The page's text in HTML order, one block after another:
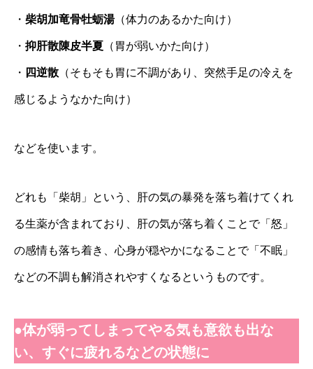
・ 柴胡加竜骨牡蛎湯（体力のあるかた向け）
・ 抑肝散陳皮半夏 （胃が弱いかた向け）
・ 四逆散 （そもそも胃に不調があり、突然手足の冷えを
感じるようなかた向け）
などを使います。
どれも「柴胡」という、肝の気の暴発を落ち着けてくれ
る生薬が含まれており、肝の気が落ち着くことで「怒」
の感情も落ち着き、心身が穏やかになることで「不眠」
などの不調も解消されやすくなるというものです。
●体が弱ってしまってやる気も意欲も出な
い、すぐに疲れるなどの状態に